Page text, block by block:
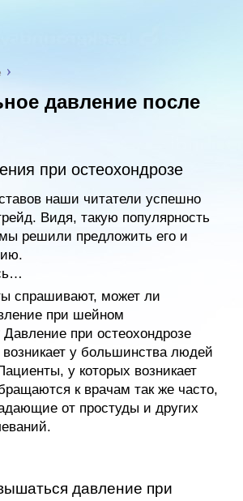
давление после
при остеохондрозе
наши читатели успешно
Видя, такую популярность
мы решили предложить его и
спрашивают, может ли
при шейном
Давление при остеохондрозе
возникает у большинства людей
у которых возникает
к врачам так же часто,
от простуды и других
давление при